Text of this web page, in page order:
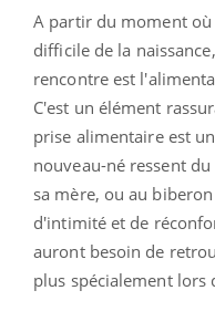
A partir du moment
difficile de la
rencontre est
C'est un élément
prise alimentaire est
nouveau-né ressent
sa mère, ou au
d'intimité et de
auront besoin de
plus spécialement lors